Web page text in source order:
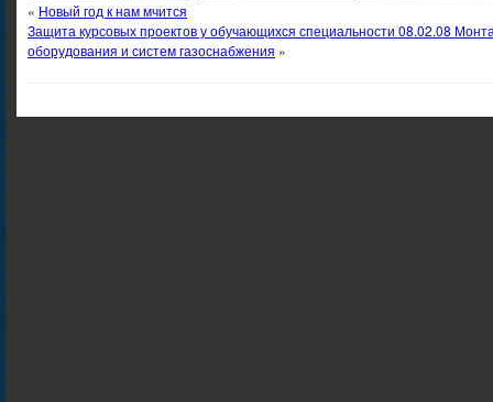
« Новый год к нам мчится
Защита курсовых проектов у обучающихся специальности 08.02.08
оборудования и систем газоснабжения »